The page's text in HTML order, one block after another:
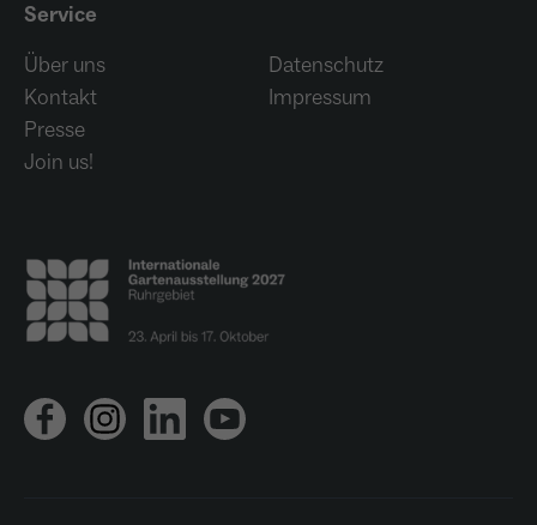
Service
Über uns
Kontakt
Presse
Join us!
Datenschutz
Impressum